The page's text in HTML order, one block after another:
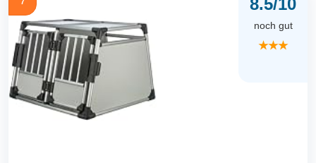
8.5/10
noch gut
★★★